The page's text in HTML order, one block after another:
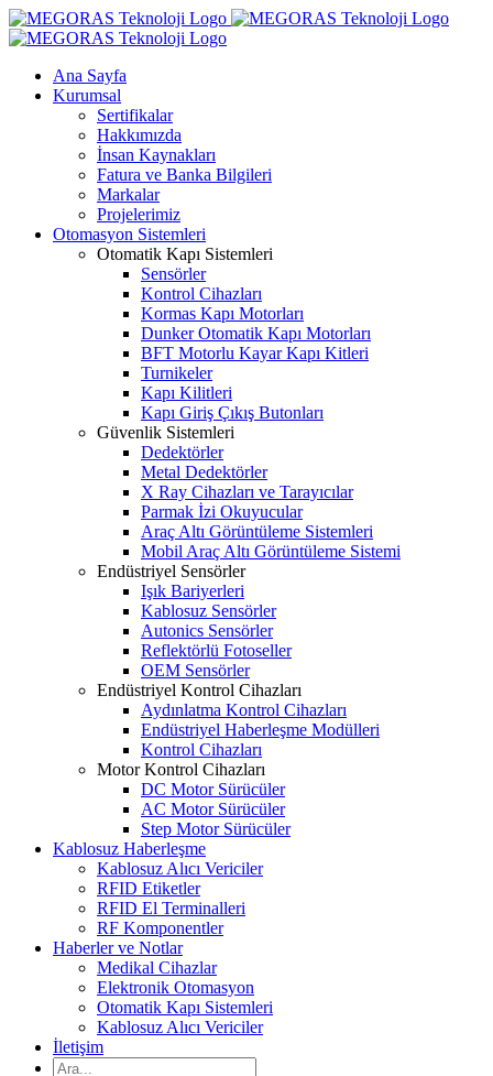
Skip
to
Ana Sayfa
Kurumsal
Sertifikalar
Hakkımızda
İnsan Kaynakları
Fatura ve Banka Bilgileri
Markalar
Projelerimiz
Otomasyon Sistemleri
Otomatik Kapı Sistemleri
Sensörler
Kontrol Cihazları
Kormas Kapı Motorları
Dunker Otomatik Kapı Motorları
BFT Motorlu Kayar Kapı Kitleri
Turnikeler
Kapı Kilitleri
Kapı Giriş Çıkış Butonları
Güvenlik Sistemleri
Dedektörler
Metal Dedektörler
X Ray Cihazları ve Tarayıcılar
Parmak İzi Okuyucular
Araç Altı Görüntüleme Sistemleri
Mobil Araç Altı Görüntüleme Sistemi
Endüstriyel Sensörler
Işık Bariyerleri
Kablosuz Sensörler
Autonics Sensörler
Reflektörlü Fotoseller
OEM Sensörler
Endüstriyel Kontrol Cihazları
Aydınlatma Kontrol Cihazları
Endüstriyel Haberleşme Modülleri
Kontrol Cihazları
Motor Kontrol Cihazları
DC Motor Sürücüler
AC Motor Sürücüler
Step Motor Sürücüler
Kablosuz Haberleşme
Kablosuz Alıcı Vericiler
RFID Etiketler
RFID El Terminalleri
RF Komponentler
Haberler ve Notlar
Medikal Cihazlar
Elektronik Otomasyon
Otomatik Kapı Sistemleri
Kablosuz Alıcı Vericiler
İletişim
Ara: